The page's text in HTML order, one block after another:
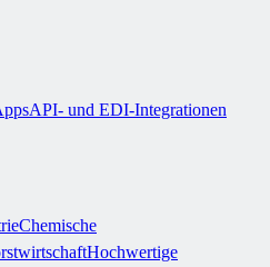
API- und EDI-Integrationen
Chemische
Hochwertige